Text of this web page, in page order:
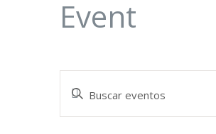
Event
Introduce
la